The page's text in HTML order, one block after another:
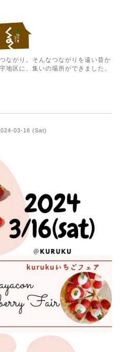
ながり。そんなつながりを遠い昔か
地区に、集いの場所ができました。
03-16 (Sat)